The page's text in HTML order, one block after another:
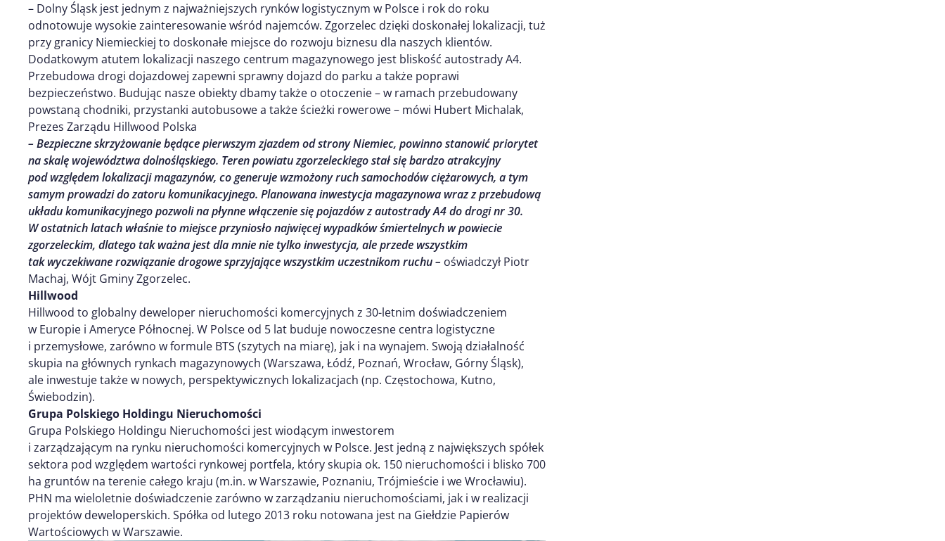
– Dolny Śląsk jest jednym z najważniejszych rynków logistycznym w Polsce i rok do roku
odnotowuje wysokie zainteresowanie wśród najemców. Zgorzelec dzięki doskonałej lokalizacji, tuż
przy granicy Niemieckiej to doskonałe miejsce do rozwoju biznesu dla naszych klientów.
Dodatkowym atutem lokalizacji naszego centrum magazynowego jest bliskość autostrady A4.
Przebudowa drogi dojazdowej zapewni sprawny dojazd do parku a także poprawi
bezpieczeństwo. Budując nasze obiekty dbamy także o otoczenie – w ramach przebudowany
powstaną chodniki, przystanki autobusowe a także ścieżki rowerowe – mówi Hubert Michalak,
Prezes Zarządu Hillwood Polska
– Bezpieczne skrzyżowanie będące pierwszym zjazdem od strony Niemiec, powinno stanowić priorytet
na skalę województwa dolnośląskiego. Teren powiatu zgorzeleckiego stał się bardzo atrakcyjny
pod względem lokalizacji magazynów, co generuje wzmożony ruch samochodów ciężarowych, a tym
samym prowadzi do zatoru komunikacyjnego. Planowana inwestycja magazynowa wraz z przebudową
układu komunikacyjnego pozwoli na płynne włączenie się pojazdów z autostrady A4 do drogi nr 30.
W ostatnich latach właśnie to miejsce przyniosło najwięcej wypadków śmiertelnych w powiecie
zgorzeleckim, dlatego tak ważna jest dla mnie nie tylko inwestycja, ale przede wszystkim
tak wyczekiwane rozwiązanie drogowe sprzyjające wszystkim uczestnikom ruchu – oświadczył Piotr
Machaj, Wójt Gminy Zgorzelec.
Hillwood
Hillwood to globalny deweloper nieruchomości komercyjnych z 30-letnim doświadczeniem
w Europie i Ameryce Północnej. W Polsce od 5 lat buduje nowoczesne centra logistyczne
i przemysłowe, zarówno w formule BTS (szytych na miarę), jak i na wynajem. Swoją działalność
skupia na głównych rynkach magazynowych (Warszawa, Łódź, Poznań, Wrocław, Górny Śląsk),
ale inwestuje także w nowych, perspektywicznych lokalizacjach (np. Częstochowa, Kutno,
Świebodzin).
Grupa Polskiego Holdingu Nieruchomości
Grupa Polskiego Holdingu Nieruchomości jest wiodącym inwestorem
i zarządzającym na rynku nieruchomości komercyjnych w Polsce. Jest jedną z największych spółek
sektora pod względem wartości rynkowej portfela, który skupia ok. 150 nieruchomości i blisko 700
ha gruntów na terenie całego kraju (m.in. w Warszawie, Poznaniu, Trójmieście i we Wrocławiu).
PHN ma wieloletnie doświadczenie zarówno w zarządzaniu nieruchomościami, jak i w realizacji
projektów deweloperskich. Spółka od lutego 2013 roku notowana jest na Giełdzie Papierów
Wartościowych w Warszawie.